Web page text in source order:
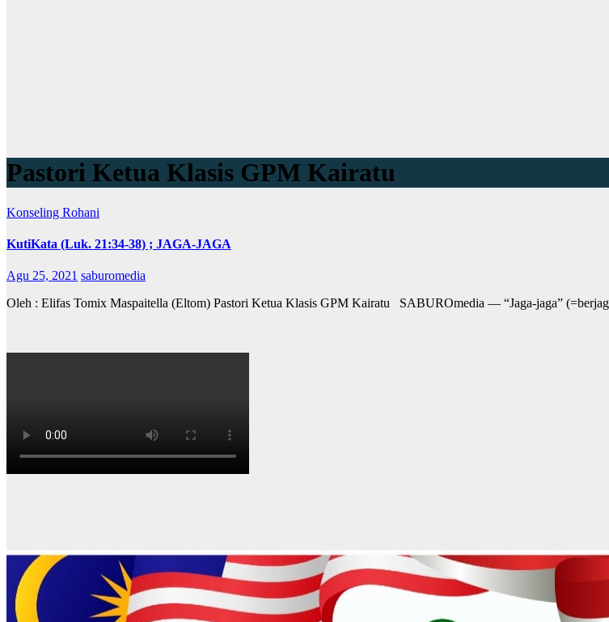
Pastori Ketua Klasis GPM Kairatu
Konseling Rohani
KutiKata (Luk. 21:34-38) ; JAGA-JAGA
Agu 25, 2021 saburomedia
Oleh : Elifas Tomix Maspaitella (Eltom) Pastori Ketua Klasis GPM Kairatu SABUROmedia — “Jaga-jaga”